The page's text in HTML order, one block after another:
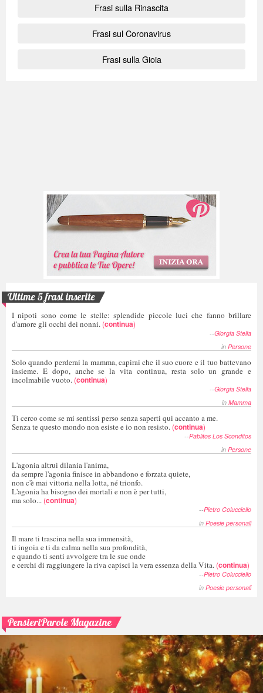
Frasi sulla Rinascita
Frasi sul Coronavirus
Frasi sulla Gioia
Ultime 5 frasi inserite
I nipoti sono come le stelle: splendide piccole luci che fanno brillare
d'amore gli occhi dei nonni. (continua)
--Giorgia Stella
in Persone
Solo quando perderai la mamma, capirai che il suo cuore e il tuo battevano
insieme. E dopo, anche se la vita continua, resta solo un grande e
incolmabile vuoto. (continua)
--Giorgia Stella
in Mamma
Ti cerco come se mi sentissi perso senza saperti qui accanto a me.
Senza te questo mondo non esiste e io non resisto. (continua)
--Pablitos Los Sconditos
in Persone
L'agonia altrui dilania l'anima,
da sempre l'agonia finisce in abbandono e forzata quiete,
non c'è mai vittoria nella lotta, né trionfo.
L'agonia ha bisogno dei mortali e non è per tutti,
ma solo... (continua)
--Pietro Colucciello
in Poesie personali
Il mare ti trascina nella sua immensità,
ti ingoia e ti da calma nella sua profondità,
e quando ti senti avvolgere tra le sue onde
e cerchi di raggiungere la riva capisci la vera essenza della Vita. (continua)
--Pietro Colucciello
in Poesie personali
PensieriParole Magazine